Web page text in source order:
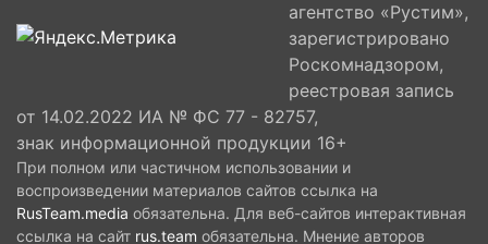
агентство «Рустим»,
зарегистрировано
Роскомнадзором,
реестровая запись
от 14.02.2022 ИА № ФС 77 - 82757,
знак информационной продукции 16+
При полном или частичном использовании и
воспроизведении материалов сайтов ссылка на
RusTeam.media обязательна. Для веб-сайтов интерактивная
ссылка на сайт rus.team обязательна. Мнение авторов